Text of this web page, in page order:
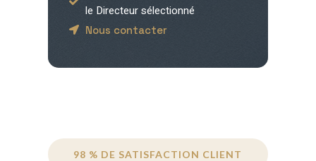
le Directeur sélectionné
Nous contacter
98 % DE SATISFACTION CLIENT